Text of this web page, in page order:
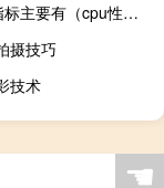
cpu性能指标主要有（cpu性能指标）
摄技巧
技术
☚